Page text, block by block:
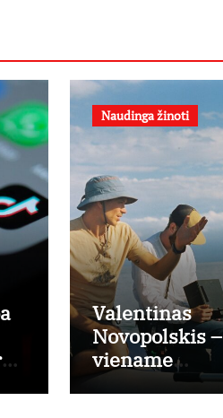
Naudinga žinoti
Valentinas
Novopolskis –
viename
pagrindinių